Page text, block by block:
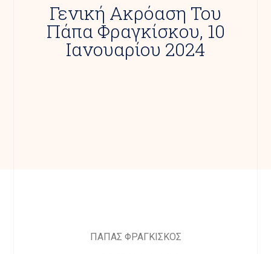
Γενική Ακρόαση Του
Πάπα Φραγκίσκου, 10
Ιανουαρίου 2024
ΠΑΠΑΣ ΦΡΑΓΚΙΣΚΟΣ